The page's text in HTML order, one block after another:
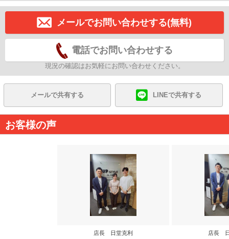
メールでお問い合わせする(無料)
電話でお問い合わせする
現況の確認はお気軽にお問い合わせください。
メールで共有する LINEで共有する
お客様の声
店長 日堂克利 店長